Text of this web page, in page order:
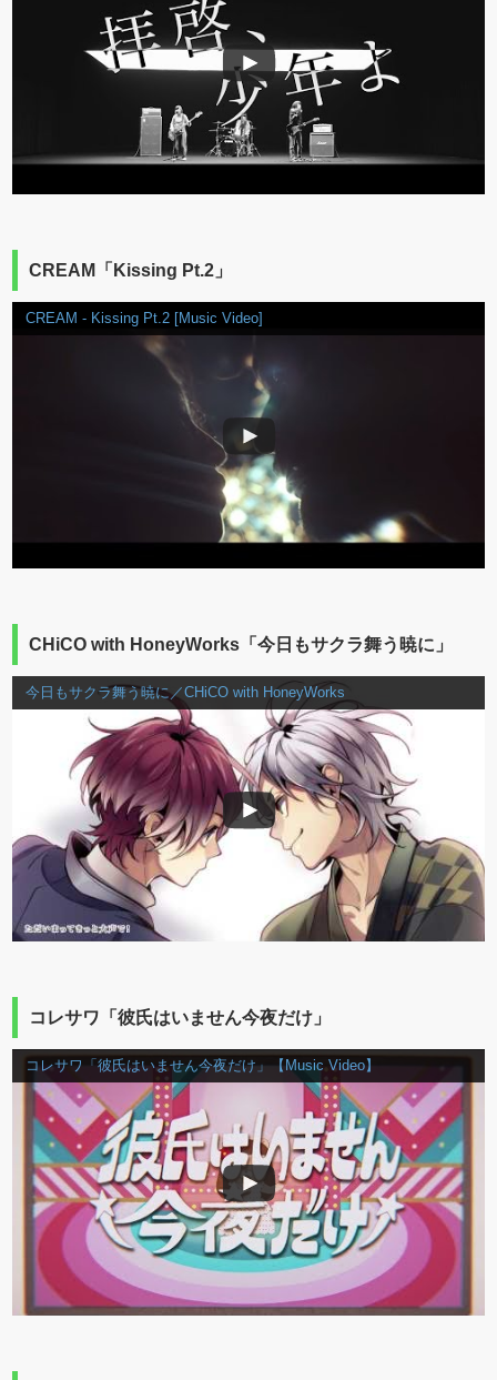
CREAM「Kissing Pt.2」
CREAM - Kissing Pt.2 [Music Video]
CHiCO with HoneyWorks「今日もサクラ舞う暁に」
今日もサクラ舞う暁に／CHiCO with HoneyWorks
コレサワ「彼氏はいません今夜だけ」
コレサワ「彼氏はいません今夜だけ」【Music Video】